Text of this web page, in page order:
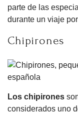
parte de las
durante un viaje
Chipirones
Los chipirones
considerados uno